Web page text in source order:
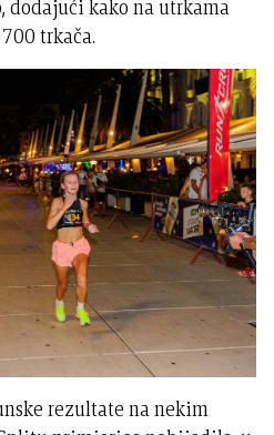
dodajući kako na utrkama
trkača.
rezultate na nekim